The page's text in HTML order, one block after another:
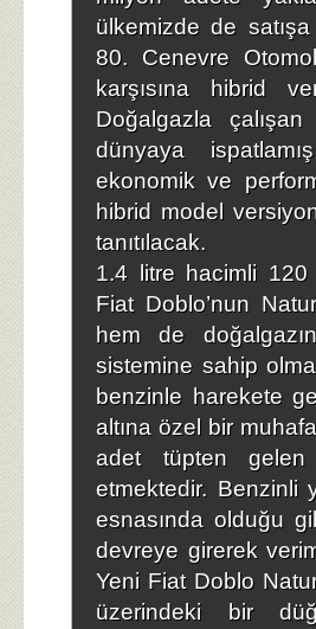
ülkemizde de
80. Cenevre
karşısına hibrid
Doğalgazla
dünyaya
ekonomik ve
hibrid model
tanıtılacak.
1.4 litre hacimli 120
Fiat Doblo’nun
hem de
sistemine sahip
benzinle harekete
altına özel bir
adet tüpten gelen
etmektedir. Benzinli
esnasında olduğu
devreye girerek
Yeni Fiat Doblo
üzerindeki bir